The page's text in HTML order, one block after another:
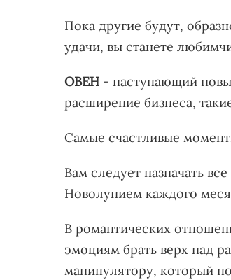
Пока другие будут,
удачи, вы станете
ОВЕН - наступающий
расширение бизнеса,
Самые счастливые
Вам следует назначать
Новолунием каждого
В романтических
эмоциям брать верх над
манипулятору, который